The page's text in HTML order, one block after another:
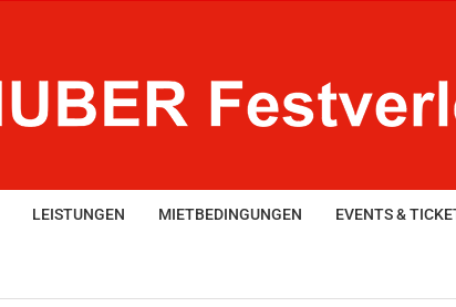
LEISTUNGEN MIETBEDINGUNGEN EVENTS &